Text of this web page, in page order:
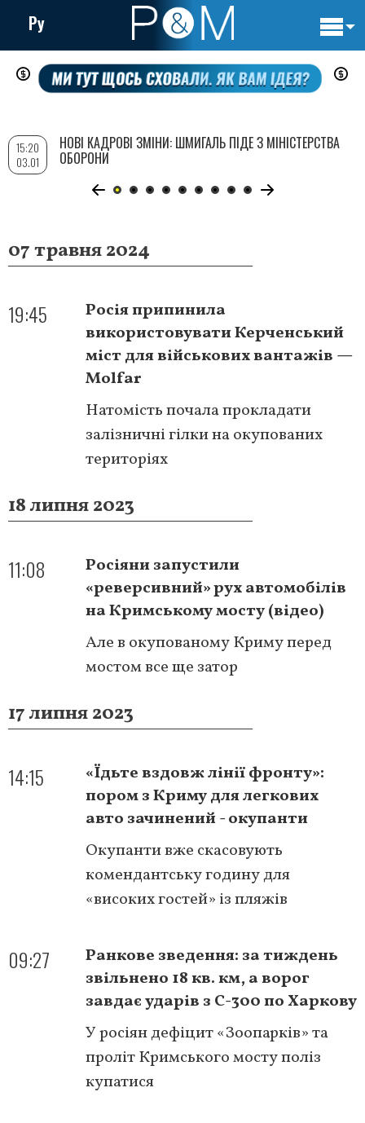
Перейти
до
вмісту
Ру
07 травня 2024
19:45
Росія припинила
використовувати Керченський
міст для військових вантажів —
Molfar
Натомість почала прокладати
залізничні гілки на окупованих
територіях
18 липня 2023
11:08
Росіяни запустили
«реверсивний» рух автомобілів
на Кримському мосту (відео)
Але в окупованому Криму перед
мостом все ще затор
17 липня 2023
14:15
«Їдьте вздовж лінії фронту»:
пором з Криму для легкових
авто зачинений - окупанти
Окупанти вже скасовують
комендантську годину для
«високих гостей» із пляжів
09:27
Ранкове зведення: за тиждень
звільнено 18 кв. км, а ворог
завдає ударів з С-300 по Харкову
У росіян дефіцит «Зоопарків» та
проліт Кримського мосту поліз
купатися
15:20
03.01
НОВІ КАДРОВІ ЗМІНИ: ШМИГАЛЬ ПІДЕ З МІНІСТЕРСТВА
ОБОРОНИ